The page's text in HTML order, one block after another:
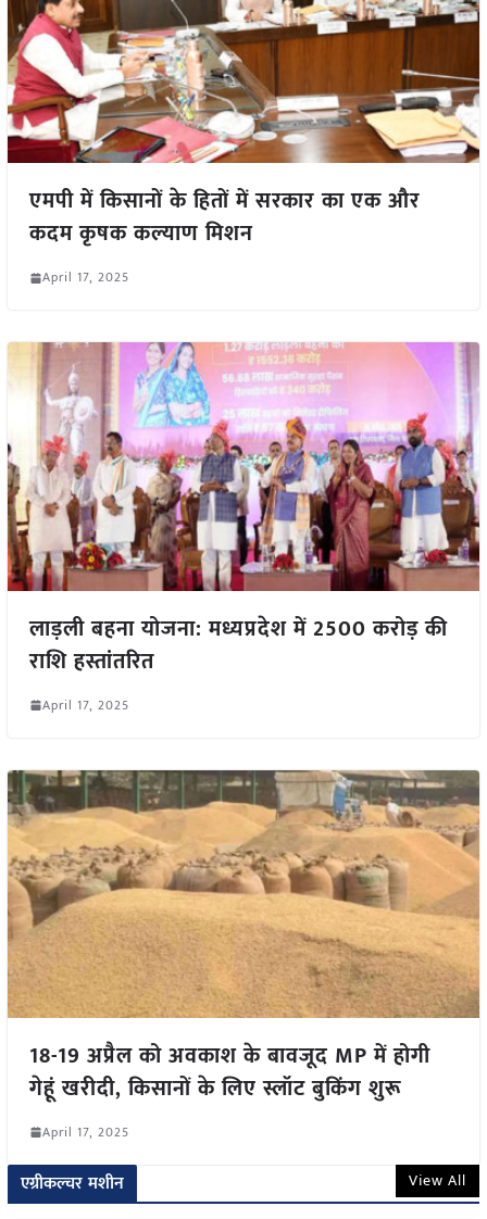
एमपी में किसानों के हितों में सरकार का एक और
कदम कृषक कल्याण मिशन
April 17, 2025
लाड़ली बहना योजना: मध्यप्रदेश में 2500 करोड़ की
राशि हस्तांतरित
April 17, 2025
18-19 अप्रैल को अवकाश के बावजूद MP में होगी
गेहूं खरीदी, किसानों के लिए स्लॉट बुकिंग शुरू
April 17, 2025
एग्रीकल्चर मशीन View All